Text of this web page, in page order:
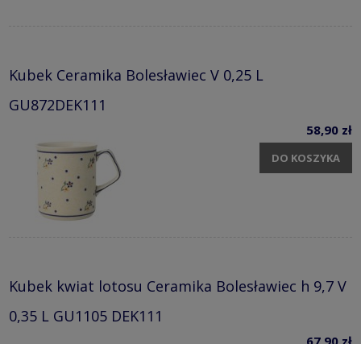
Kubek Ceramika Bolesławiec V 0,25 L
GU872DEK111
58,90 zł
DO KOSZYKA
Kubek kwiat lotosu Ceramika Bolesławiec h 9,7 V
0,35 L GU1105 DEK111
67,90 zł